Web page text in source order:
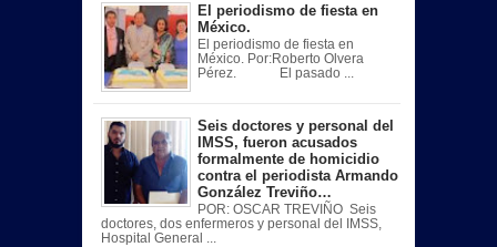
El periodismo de fiesta en
México.
El periodismo de fiesta en
México. Por:Roberto Olvera
Pérez. El pasado ...
Seis doctores y personal del
IMSS, fueron acusados
formalmente de homicidio
contra el periodista Armando
González Treviño…
POR: OSCAR TREVIÑO Seis
doctores, dos enfermeros y personal del IMSS,
Hospital General ...